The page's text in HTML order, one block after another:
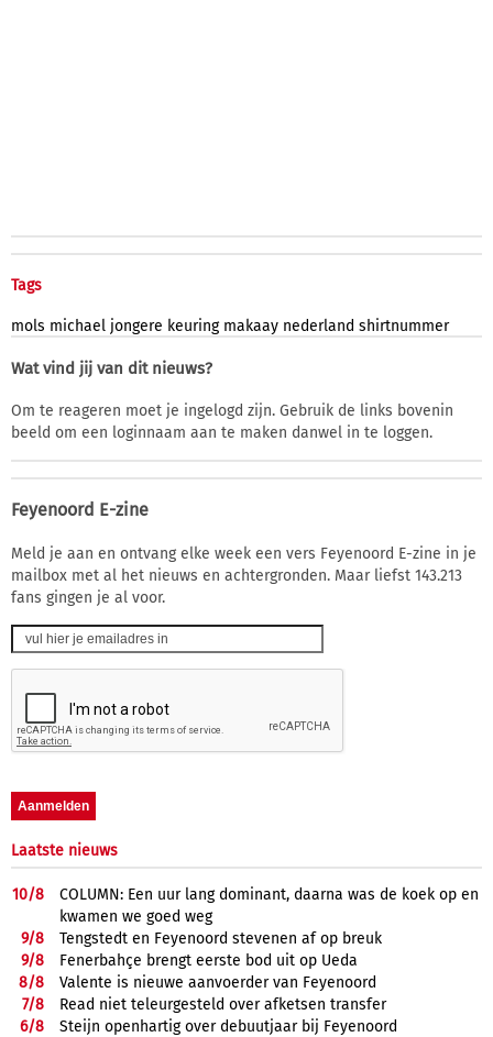
Tags
mols michael jongere keuring makaay nederland shirtnummer
Wat vind jij van dit nieuws?
Om te reageren moet je ingelogd zijn. Gebruik de links bovenin
beeld om een loginnaam aan te maken danwel in te loggen.
Feyenoord E-zine
Meld je aan en ontvang elke week een vers Feyenoord E-zine in je
mailbox met al het nieuws en achtergronden. Maar liefst 143.213
fans gingen je al voor.
Laatste nieuws
10/8
COLUMN: Een uur lang dominant, daarna was de koek op en
kwamen we goed weg
9/8
Tengstedt en Feyenoord stevenen af op breuk
9/8
Fenerbahçe brengt eerste bod uit op Ueda
8/8
Valente is nieuwe aanvoerder van Feyenoord
7/8
Read niet teleurgesteld over afketsen transfer
6/8
Steijn openhartig over debuutjaar bij Feyenoord